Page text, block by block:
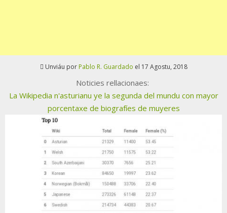
Unviáu por Pablo R. Guardado el 17 Agostu, 2018
Noticies rellacionaes:
La Wikipedia n'asturianu ye la segunda del mundu con mayor
porcentaxe de biografíes de muyeres